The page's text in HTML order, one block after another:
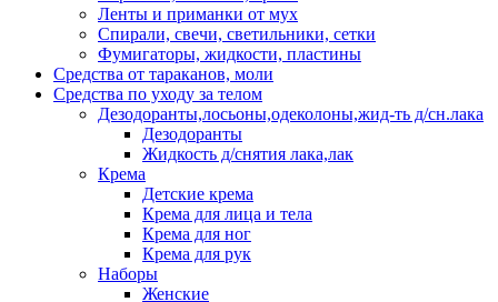
Ленты и приманки от мух
Спирали, свечи, светильники, сетки
Фумигаторы, жидкости, пластины
Средства от тараканов, моли
Средства по уходу за телом
Дезодоранты,лосьоны,одеколоны,жид-ть д/сн.лака
Дезодоранты
Жидкость д/снятия лака,лак
Крема
Детские крема
Крема для лица и тела
Крема для ног
Крема для рук
Наборы
Женские